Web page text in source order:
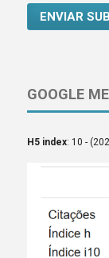
ENVIAR
GOOGLE
H5 index: 10 -